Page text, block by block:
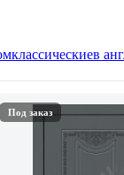
классическиев
Под заказ